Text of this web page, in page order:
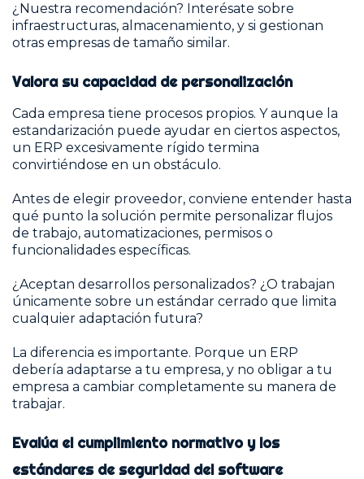
¿Nuestra recomendación? Interésate sobre
infraestructuras, almacenamiento, y si gestionan
otras empresas de tamaño similar.
Valora su capacidad de personalización
Cada empresa tiene procesos propios. Y aunque la
estandarización puede ayudar en ciertos aspectos,
un ERP excesivamente rígido termina
convirtiéndose en un obstáculo.
Antes de elegir proveedor, conviene entender hasta
qué punto la solución permite personalizar flujos
de trabajo, automatizaciones, permisos o
funcionalidades específicas.
¿Aceptan desarrollos personalizados? ¿O trabajan
únicamente sobre un estándar cerrado que limita
cualquier adaptación futura?
La diferencia es importante. Porque un ERP
debería adaptarse a tu empresa, y no obligar a tu
empresa a cambiar completamente su manera de
trabajar.
Evalúa el cumplimiento normativo y los
estándares de seguridad del software